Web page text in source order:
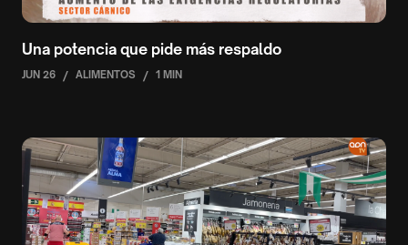
Una potencia que pide más respaldo
JUN 26 / ALIMENTOS / 1 MIN